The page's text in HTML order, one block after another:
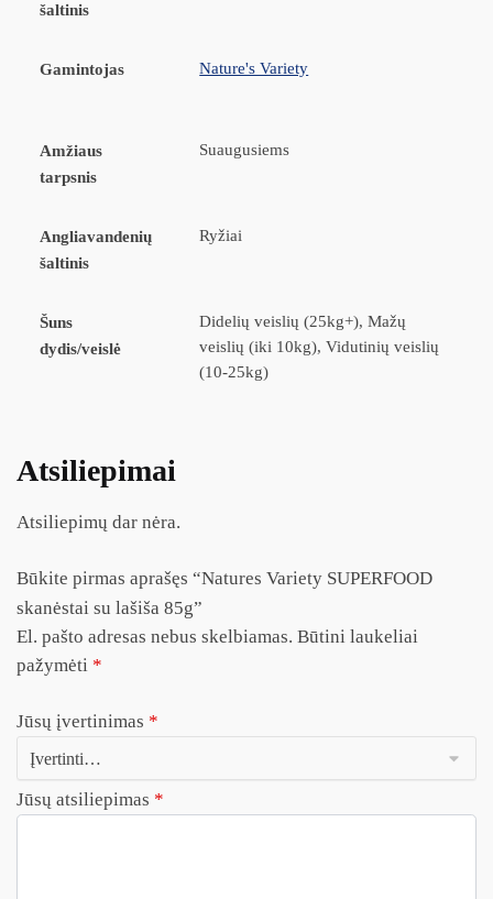
šaltinis
Gamintojas Nature's Variety
Amžiaus
tarpsnis
Suaugusiems
Angliavandenių
šaltinis
Ryžiai
Šuns
dydis/veislė
Didelių veislių (25kg+), Mažų
veislių (iki 10kg), Vidutinių veislių
(10-25kg)
Atsiliepimai
Atsiliepimų dar nėra.
Būkite pirmas aprašęs “Natures Variety SUPERFOOD
skanėstai su lašiša 85g”
El. pašto adresas nebus skelbiamas. Būtini laukeliai
pažymėti *
Jūsų įvertinimas *
Jūsų atsiliepimas *